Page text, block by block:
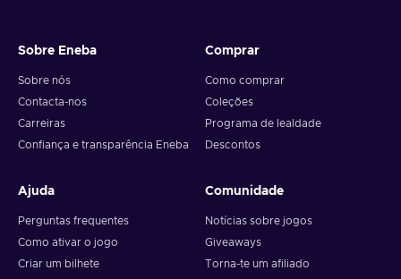
Sobre Eneba
Sobre nós
Contacta-nos
Carreiras
Confiança e transparência Eneba
Comprar
Como comprar
Coleções
Programa de lealdade
Descontos
Ajuda
Perguntas frequentes
Como ativar o jogo
Criar um bilhete
Comunidade
Notícias sobre jogos
Giveaways
Torna-te um afiliado